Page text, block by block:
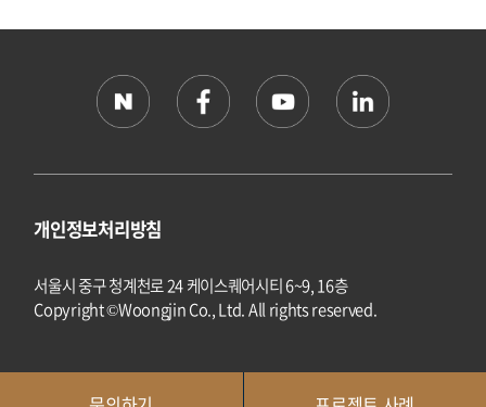
개인정보처리방침
서울시 중구 청계천로 24 케이스퀘어시티 6~9, 16층
Copyright ©Woongjin Co., Ltd. All rights reserved.